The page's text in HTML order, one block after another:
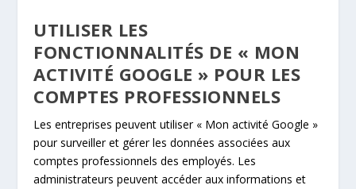
UTILISER LES
FONCTIONNALITÉS DE « MON
ACTIVITÉ GOOGLE » POUR LES
COMPTES PROFESSIONNELS
Les entreprises peuvent utiliser « Mon activité Google »
pour surveiller et gérer les données associées aux
comptes professionnels des employés. Les
administrateurs peuvent accéder aux informations et